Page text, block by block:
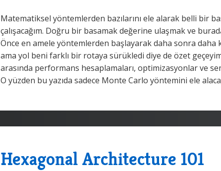
Matematiksel yöntemlerden bazılarını ele alarak belli bir
çalışacağım. Doğru bir basamak değerine ulaşmak ve
Önce en amele yöntemlerden başlayarak daha sonra
ama yol beni farklı bir rotaya sürükledi diye de özet
arasında performans hesaplamaları, optimizasyonlar ve
O yüzden bu yazıda sadece Monte Carlo yöntemini ele
Hexagonal Architecture 101